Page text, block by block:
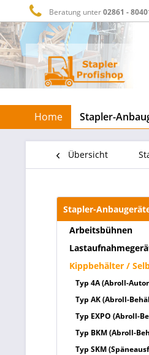
Beratung unter02861 -
Home Stapler-
Übersicht
Stapler-
Arbeitsbühnen
Kippbehälter /
Typ 4A (Abroll-
Typ AK (Abroll-
Typ EXPO (Abroll-
Typ BKM (Abroll-
Typ SKM